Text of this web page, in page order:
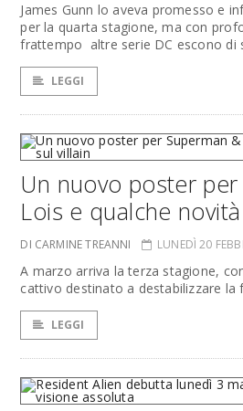
James Gunn lo aveva promesso e
per la quarta stagione, ma con
frattempo altre serie DC escono di
LEGGI
Un nuovo poster
Lois e qualche
DI CARMINE TREANNI LUNEDÌ 20
A marzo arriva la terza stagione,
cattivo destinato a destabilizzare la
LEGGI